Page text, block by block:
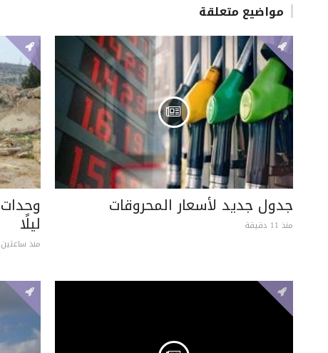
مواضيع متعلقة
جدول جديد لأسعار المحروقات
منذ 11 دقيقة ليلًا
منذ ساعتين